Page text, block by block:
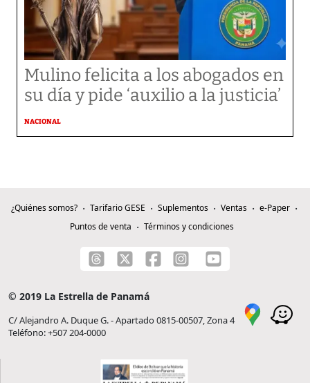
Mulino felicita a los abogados en
su día y pide ‘auxilio a la justicia’
NACIONAL
¿Quiénes somos? Tarifario GESE Suplementos Ventas
e-Paper
Puntos de venta
Términos y condiciones
© 2019 La Estrella de Panamá
C/ Alejandro A. Duque G. - Apartado 0815-00507, Zona 4
Teléfono: +507 204-0000